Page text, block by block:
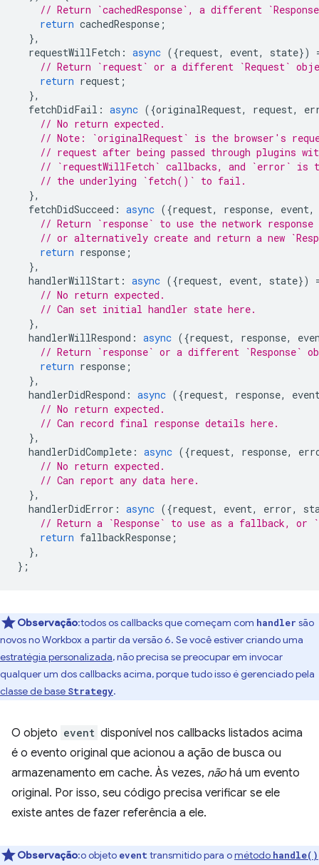
// Return `cachedResponse`, a different
return cachedResponse ;
},
requestWillFetch : async ({request, event, state})
// Return `request` or a different `Request`
return request ;
},
fetchDidFail : async ({originalRequest, request,
// No return expected.
// Note: `originalRequest` is the browser's
// request after being passed through plugins
// `requestWillFetch` callbacks, and `error` is
// the underlying `fetch()` to fail.
},
fetchDidSucceed : async ({request, response, event,
// Return `response` to use the network
// or alternatively create and return a new
return response ;
},
handlerWillStart : async ({request, event, state})
// No return expected.
// Can set initial handler state here.
},
handlerWillRespond : async ({request, response,
// Return `response` or a different `Response`
return response ;
},
handlerDidRespond : async ({request, response,
// No return expected.
// Can record final response details here.
},
handlerDidComplete : async ({request, response,
// No return expected.
// Can report any data here.
},
handlerDidError : async ({request, event, error,
// Return a `Response` to use as a fallback, or
return fallbackResponse ;
},
};
Observação:todos os callbacks que começam com handler são
novos no Workbox a partir da versão 6. Se você estiver criando uma
estratégia personalizada, não precisa se preocupar em invocar
qualquer um dos callbacks acima, porque tudo isso é gerenciado pela
classe de base Strategy.
O objeto event disponível nos callbacks listados acima
é o evento original que acionou a ação de busca ou
armazenamento em cache. Às vezes, não há um evento
original. Por isso, seu código precisa verificar se ele
existe antes de fazer referência a ele.
Observação:o objeto event transmitido para ométodo handle()